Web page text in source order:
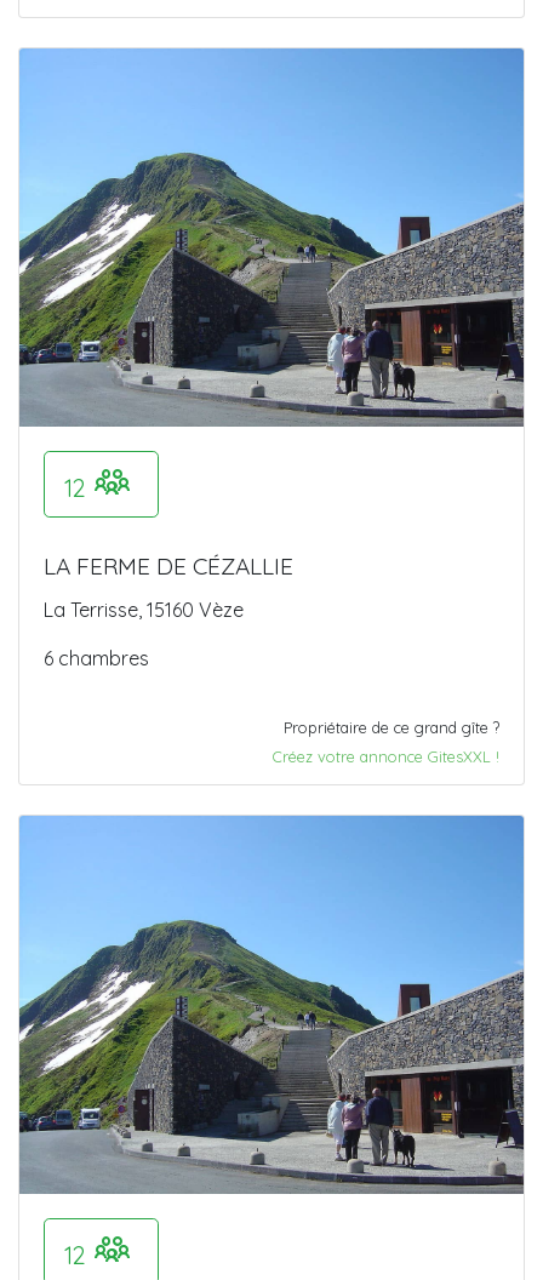
12
LA FERME DE CÉZALLIE
La Terrisse, 15160 Vèze
6 chambres
Propriétaire de ce grand gîte ?
Créez votre annonce GitesXXL !
12